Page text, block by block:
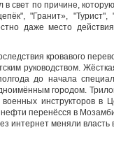
свет по причине,
"Гранит»,
даже место
кровавого
руководством.
до начала
городом.
инструкторов в
перенёсся в
интернет меняли